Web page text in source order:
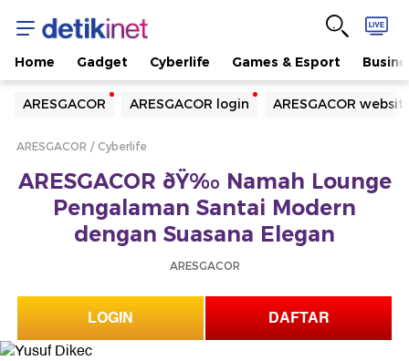
Home Gadget Cyberlife Games & Esport
ARESGACOR ARESGACOR login ARESGACOR
Yang sedang ramai dicari
Loading...
Loading...
ARESGACOR Cyberlife
ARESGACOR ðŸ‰ Namah Lounge
Pengalaman Santai Modern
dengan Suasana Elegan
ARESGACOR
LOGIN DAFTAR